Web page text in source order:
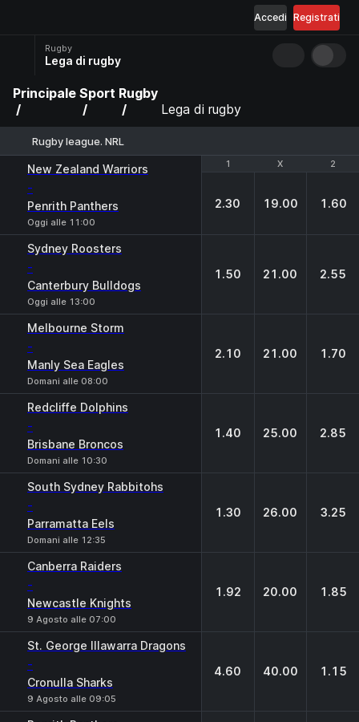
Registrati
Accedi
Rugby
Lega di rugby
Principale Sport Rugby
Lega di rugby
Rugby league. NRL
1 X 2
New Zealand Warriors
-
Penrith Panthers
Oggi alle 11:00
1 X 2
2.30 19.00 1.60
Sydney Roosters
-
Canterbury Bulldogs
Oggi alle 13:00
1.50 21.00 2.55
Melbourne Storm
-
Manly Sea Eagles
Domani alle 08:00
2.10 21.00 1.70
Redcliffe Dolphins
-
Brisbane Broncos
Domani alle 10:30
1.40 25.00 2.85
South Sydney Rabbitohs
-
Parramatta Eels
Domani alle 12:35
1.30 26.00 3.25
Canberra Raiders
-
Newcastle Knights
9 Agosto alle 07:00
1.92 20.00 1.85
St. George Illawarra Dragons
-
Cronulla Sharks
9 Agosto alle 09:05
4.60 40.00 1.15